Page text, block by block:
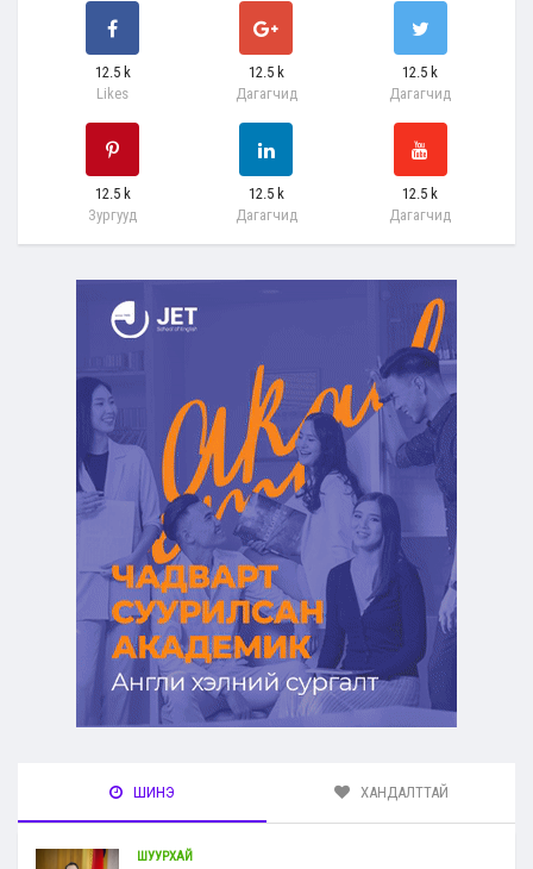
12.5 k
Likes
12.5 k
Дагагчид
12.5 k
Дагагчид
12.5 k
Зургууд
12.5 k
Дагагчид
12.5 k
Дагагчид
ШИНЭ ХАНДАЛТТАЙ
ШУУРХАЙ